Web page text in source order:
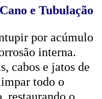
e Tubulação
por acúmulo
interna.
cabos e jatos de
todo o